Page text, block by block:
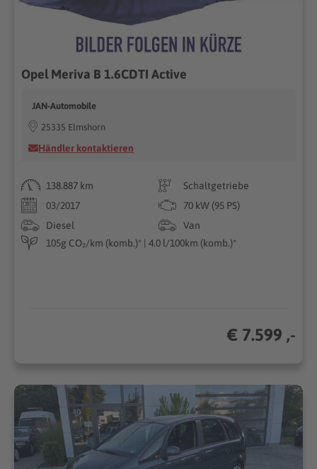
Opel Meriva B 1.6CDTI Active
JAN-Automobile
25335 Elmshorn
Händler kontaktieren
138.887 km
Schaltgetriebe
03/2017
70 kW (95 PS)
Diesel
Van
105g CO₂/km (komb.)* | 4.0 l/100km (komb.)*
€ 7.599 ,-